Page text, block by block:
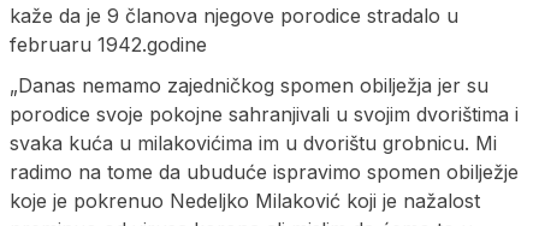
kaže da je 9 članova njegove porodice stradalo u
februaru 1942.godine
„Danas nemamo zajedničkog spomen obilježja jer su
porodice svoje pokojne sahranjivali u svojim dvorištima i
svaka kuća u milakovićima im u dvorištu grobnicu. Mi
radimo na tome da ubuduće ispravimo spomen obilježje
koje je pokrenuo Nedeljko Milaković koji je nažalost